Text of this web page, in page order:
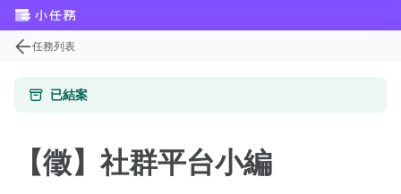
任務列表
已結案
【徵】社群平台小編